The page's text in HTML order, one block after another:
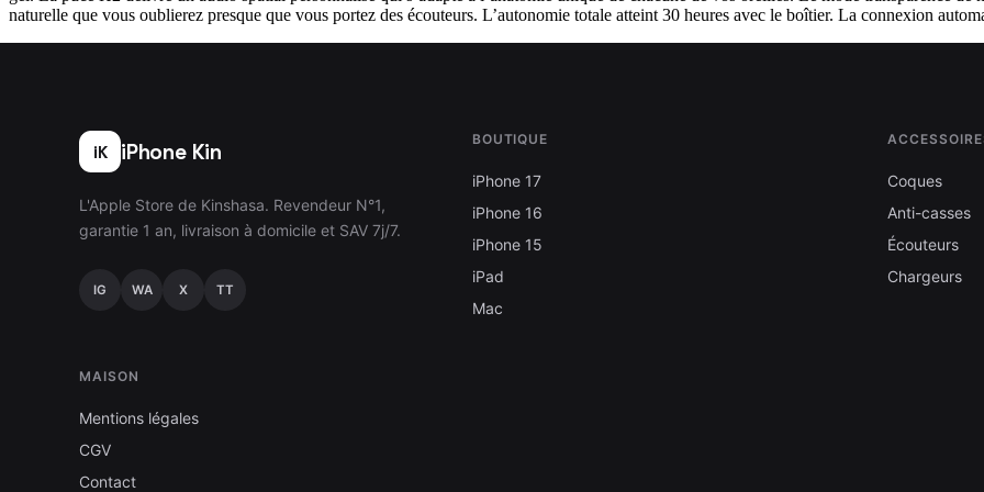
naturelle que vous oublierez presque que vous portez des écouteurs. L’autonomie totale atteint 30 heures avec le boîtier. La connexion
iK iPhone Kin
L'Apple Store de Kinshasa. Revendeur N°1,
garantie 1 an, livraison à domicile et SAV 7j/7.
IG WA X TT
BOUTIQUE
iPhone 17
iPhone 16
iPhone 15
iPad
Mac
Coques
Anti-casses
Écouteurs
Chargeurs
MAISON
Mentions légales
CGV
Contact